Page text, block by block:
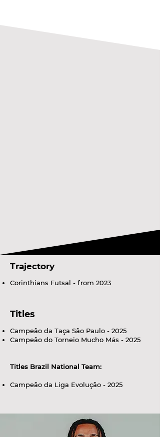
Trajectory
Corinthians Futsal - from 2023
Titles
Campeão da Taça São Paulo - 2025
Campeão do Torneio Mucho Más - 2025
Titles Brazil National Team:
Campeão da Liga Evolução - 2025